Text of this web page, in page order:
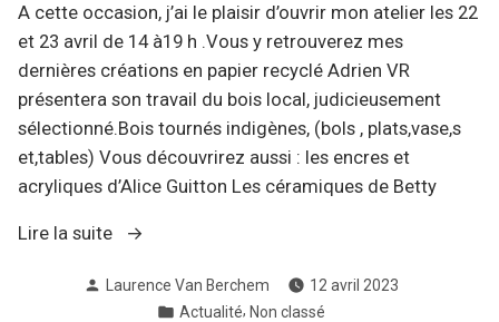
A cette occasion, j’ai le plaisir d’ouvrir mon atelier les 22
et 23 avril de 14 à19 h .Vous y retrouverez mes
dernières créations en papier recyclé Adrien VR
présentera son travail du bois local, judicieusement
sélectionné.Bois tournés indigènes, (bols , plats,vase,s
et,tables) Vous découvrirez aussi : les encres et
acryliques d’Alice Guitton Les céramiques de Betty
Lire la suite
« Prochainement !Meet
arts:
Publié
Laurence Van Berchem
12 avril 2023
Publié
Actualité, Non classé